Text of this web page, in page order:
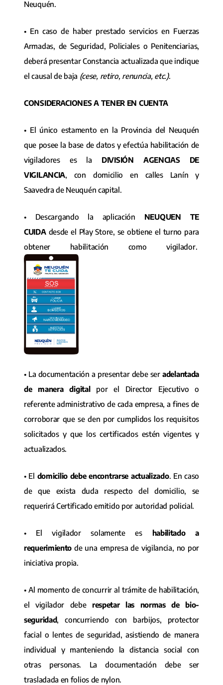
Neuquén.
• En caso de haber prestado servicios en Fuerzas
Armadas, de Seguridad, Policiales o Penitenciarias,
deberá presentar Constancia actualizada que indique
el causal de baja (cese, retiro, renuncia, etc.).
CONSIDERACIONES A TENER EN CUENTA
• El único estamento en la Provincia del Neuquén
que posee la base de datos y efectúa habilitación de
vigiladores es la DIVISIÓN AGENCIAS DE
VIGILANCIA, con domicilio en calles Lanín y
Saavedra de Neuquén capital.
• Descargando la aplicación NEUQUEN TE
CUIDAdesde el Play Store, se obtiene el turno para
obtener habilitación como vigilador.
• La documentación a presentar debe ser adelantada
de manera digital
por el Director Ejecutivo o
referente administrativo de cada empresa, a fines de
corroborar que se den por cumplidos los requisitos
solicitados y que los certificados estén vigentes y
actualizados.
• El domicilio debe encontrarse actualizado. En caso
de que exista duda respecto del domicilio, se
requerirá Certificado emitido por autoridad policial.
• El vigilador solamente es
habilitado a
requerimiento de una empresa de vigilancia, no por
iniciativa propia.
• Al momento de concurrir al trámite de habilitación,
el vigilador debe respetar las normas de bio-
seguridad, concurriendo con barbijos, protector
facial o lentes de seguridad, asistiendo de manera
individual y manteniendo la distancia social con
otras personas. La documentación debe ser
trasladada en folios de nylon.